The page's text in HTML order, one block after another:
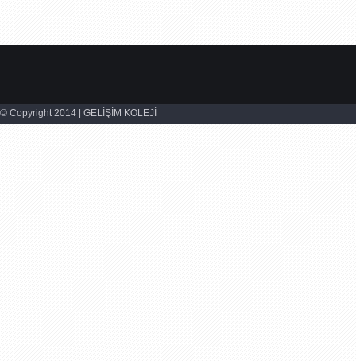
© Copyright 2014 | GELİŞİM KOLEJİ